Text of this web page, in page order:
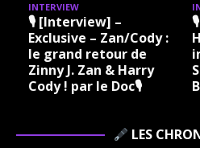
INTERVIEW
🎙 [Interview] –
Exclusive – Zan/Cody :
le grand retour de
Zinny J. Zan & Harry
Cody ! par le Doc🎙
LES